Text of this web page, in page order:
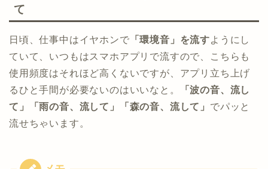
て
日頃、仕事中はイヤホンで 「環境音」を流すようにし
ていて、いつもはスマホアプリで流すので、こちらも
使用頻度はそれほど高くないですが、アプリ立ち上げ
るひと手間が必要ないのはいいなと。
「波の音、流し
て」「雨の音、流して」「森の音、流して」 でパッと
流せちゃいます。